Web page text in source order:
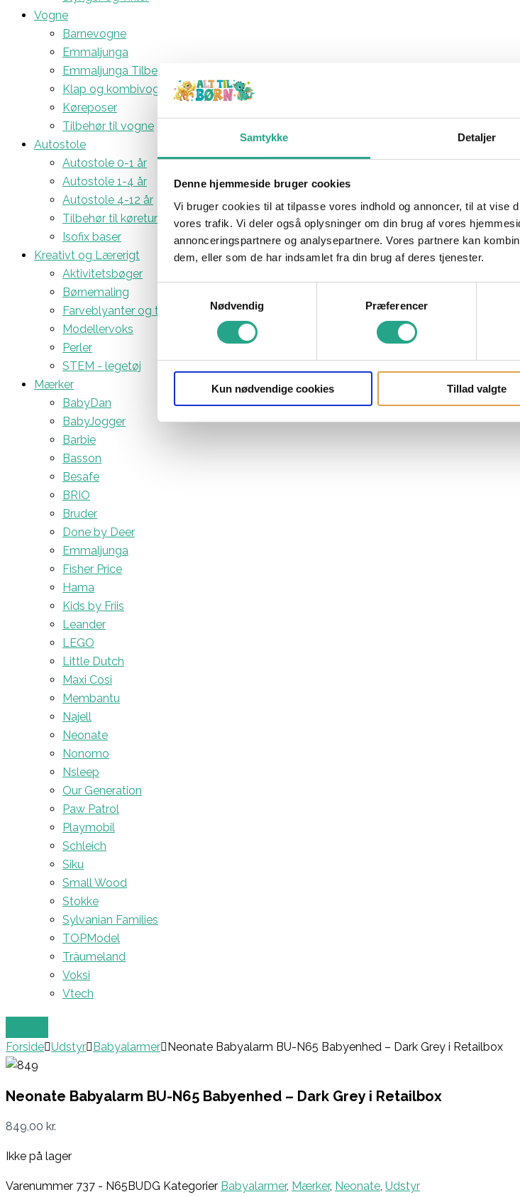
Samtykke Detaljer
Denne hjemmeside bruger cookies
Vi bruger cookies til at tilpasse vores indhold og annoncer, til at vise
vores trafik. Vi deler også oplysninger om din brug af vores
annonceringspartnere og analysepartnere. Vores partnere kan
dem, eller som de har indsamlet fra din brug af deres tjenester.
Nødvendig
Præferencer
Kun nødvendige cookies Tillad valgte
Vogne
Barnevogne
Emmaljunga
Emmaljunga Tilbehør
Klap og kombivogne
Køreposer
Tilbehør til vogne
Autostole
Autostole 0-1 år
Autostole 1-4 år
Autostole 4-12 år
Tilbehør til køreturen
Isofix baser
Kreativt og Lærerigt
Aktivitetsbøger
Børnemaling
Farveblyanter og tuscher
Modellervoks
Perler
STEM - legetøj
Mærker
BabyDan
BabyJogger
Barbie
Basson
Besafe
BRIO
Bruder
Done by Deer
Emmaljunga
Fisher Price
Hama
Kids by Friis
Leander
LEGO
Little Dutch
Maxi Cosi
Membantu
Najell
Neonate
Nonomo
Nsleep
Our Generation
Paw Patrol
Playmobil
Schleich
Siku
Small Wood
Stokke
Sylvanian Families
TOPModel
Träumeland
Voksi
Vtech
Forside Udstyr Babyalarmer Neonate Babyalarm BU-N65 Babyenhed – Dark Grey i Retailbox
Neonate Babyalarm BU-N65 Babyenhed – Dark Grey i Retailbox
849,00 kr.
Ikke på lager
Varenummer 737 - N65BUDG Kategorier Babyalarmer, Mærker, Neonate, Udstyr